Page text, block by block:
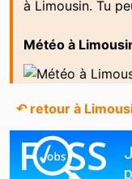
à Limousin. Tu
Météo à
↶ retour à